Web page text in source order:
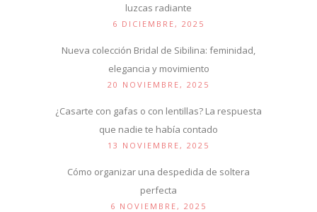
luzcas radiante
6 DICIEMBRE, 2025
Nueva colección Bridal de Sibilina: feminidad,
elegancia y movimiento
20 NOVIEMBRE, 2025
¿Casarte con gafas o con lentillas? La respuesta
que nadie te había contado
13 NOVIEMBRE, 2025
Cómo organizar una despedida de soltera
perfecta
6 NOVIEMBRE, 2025